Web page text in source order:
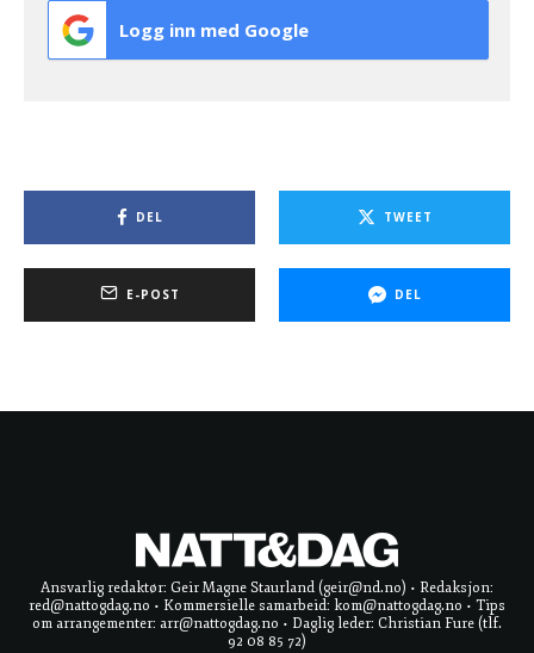
Logg inn med Google
DEL TWEET
E-POST DEL
Ansvarlig redaktør: Geir Magne Staurland (geir@nd.no) • Redaksjon:
red@nattogdag.no • Kommersielle samarbeid: kom@nattogdag.no • Tips
om arrangementer: arr@nattogdag.no • Daglig leder: Christian Fure (tlf.
92 08 85 72)